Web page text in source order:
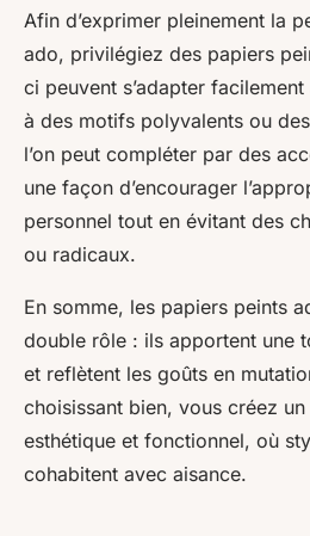
Afin d’exprimer pleinement la
ado, privilégiez des papiers
ci peuvent s’adapter
à des motifs polyvalents ou
l’on peut compléter par des
une façon d’encourager
personnel tout en évitant des
ou radicaux.
En somme, les papiers peints
double rôle : ils apportent une
et reflètent les goûts en
choisissant bien, vous créez
esthétique et fonctionnel, où
cohabitent avec aisance.